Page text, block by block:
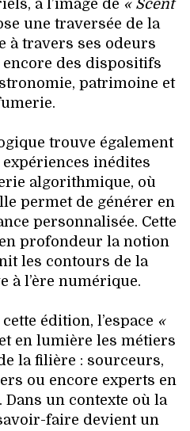
à l’image de « Scent
une traversée de la
à travers ses odeurs
encore des dispositifs
patrimoine et
trouve également
expériences inédites
algorithmique, où
permet de générer en
personnalisée. Cette
profondeur la notion
les contours de la
à l’ère numérique.
édition, l’espace «
en lumière les métiers
la filière : sourceurs,
ou encore experts en
un contexte où la
faire devient un